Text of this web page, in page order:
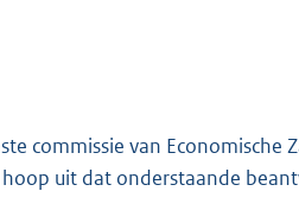
commissie van Economische
uit dat onderstaande